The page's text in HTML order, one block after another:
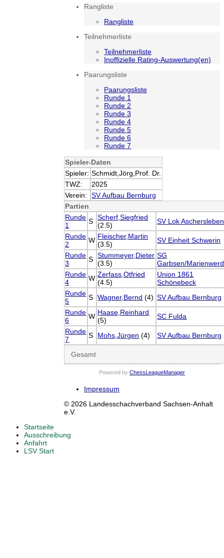
Rangliste
Rangliste
Teilnehmerliste
Teilnehmerliste
Inoffizielle Rating-Auswertung(en)
Paarungsliste
Paarungsliste
Runde 1
Runde 2
Runde 3
Runde 4
Runde 5
Runde 6
Runde 7
Spieler-Daten
Spieler: Schmidt,Jörg,Prof. Dr.
TWZ:
2025
Verein:
SV Aufbau Bernburg
Partien
Runde
1
S Scherf,Siegfried
(2.5)
SV Lok Aschersleben
Runde
2
W Fleischer,Martin
(3.5)
SV Einheit Schwerin
Runde
3
S Stummeyer,Dieter
(3.5)
SG
Garbsen/
Runde
4
W Zerfass,Otfried
(4.5)
Union 1861
Schönebeck
Runde
5
S Wagner,Bernd (4) SV Aufbau Bernburg
Runde
6
W Haase,Reinhard
(5)
SC Fulda
Runde
7
S Mohs,Jürgen (4) SV Aufbau Bernburg
Gesamt
Powered by ChessLeagueManager
Impressum
© 2026 Landesschachverband Sachsen-Anhalt
e.V.
Startseite
Ausschreibung
Anfahrt
LSV Start